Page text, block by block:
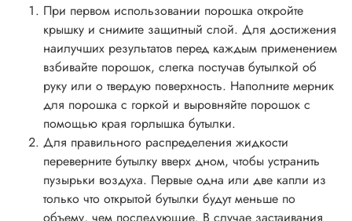
При первом использовании порошка откройте
крышку и снимите защитный слой. Для достижения
наилучших результатов перед каждым применением
взбивайте порошок, слегка постучав бутылкой об
руку или о твердую поверхность. Наполните мерник
для порошка с горкой и выровняйте порошок с
помощью края горлышка бутылки.
Для правильного распределения жидкости
переверните бутылку вверх дном, чтобы устранить
пузырьки воздуха. Первые одна или две капли из
только что открытой бутылки будут меньше по
объему, чем последующие. В случае застаивания